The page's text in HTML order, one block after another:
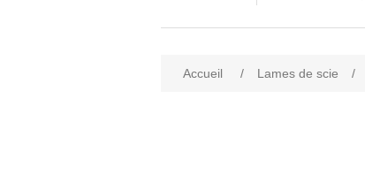
Accueil / Lames de scie /